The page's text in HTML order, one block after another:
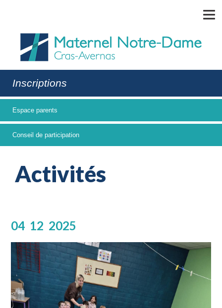
Inscriptions
Espace parents
Conseil de participation
Activités
04 12 2025